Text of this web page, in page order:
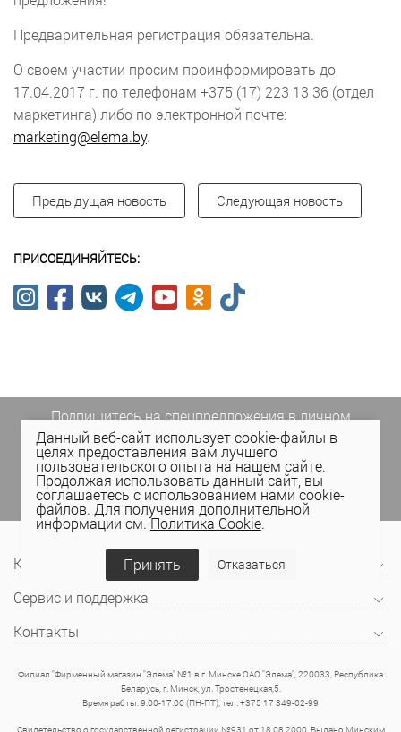
Предварительная регистрация обязательна.
О своем участии просим проинформировать до
17.04.2017 г. по телефонам +375 (17) 223 13 36 (отдел
маркетинга) либо по электронной почте:
marketing@elema.by.
Предыдущая новость Следующая новость
ПРИСОЕДИНЯЙТЕСЬ:
Подпишитесь на спецпредложенияв личном
кабинете Elema(email, viber) или
присоединяйтесь к нам в социальных сетях.
Компания
Сервис и поддержка
Контакты
Филиал "Фирменный магазин "Элема" №1 в г. Минске ОАО "Элема", 220033, Республика
Беларусь, г. Минск, ул. Тростенецкая,5.
Время рабты: 9.00-17.00 (ПН-ПТ); тел. +375 17 349-02-99
Свидетельство о государственной регистрации №931 от 18.08.2000. Выдано Минским
Данный веб-сайт использует cookie-файлы в
целях предоставления вам лучшего
пользовательского опыта на нашем сайте.
Продолжая использовать данный сайт, вы
соглашаетесь с использованием нами cookie-
файлов. Для получения дополнительной
информации см.Политика Cookie.
Принять Отказаться